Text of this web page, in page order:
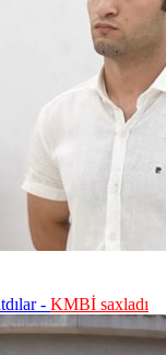
- KMBİ saxladı